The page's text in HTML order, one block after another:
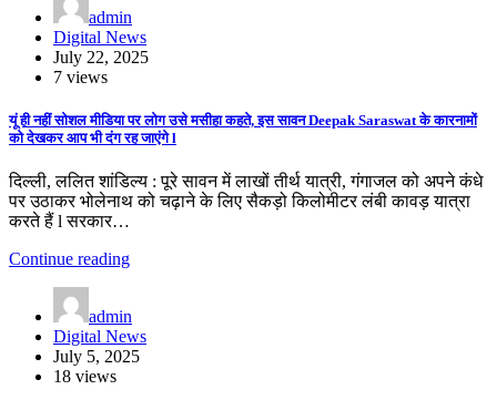
admin
Digital News
July 22, 2025
7 views
यूं ही नहीं सोशल मीडिया पर लोग उसे मसीहा कहते, इस सावन Deepak Saraswat के कारनामों
को देखकर आप भी दंग रह जाएंगे l
दिल्ली, ललित शांडिल्य : पूरे सावन में लाखों तीर्थ यात्री, गंगाजल को अपने कंधे
पर उठाकर भोलेनाथ को चढ़ाने के लिए सैकड़ो किलोमीटर लंबी कावड़ यात्रा
करते हैं l सरकार…
Continue reading
admin
Digital News
July 5, 2025
18 views